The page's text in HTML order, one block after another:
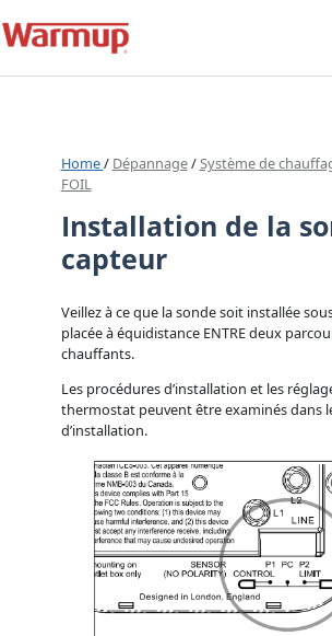
au
contenu
Home/ Dépannage/Système de
FOIL
Installation de la
capteur
Veillez à ce que la sonde soit installée
placée à équidistance ENTRE deux
chauffants.
Les procédures d’installation et les
thermostat peuvent être examinés dans
d’installation.